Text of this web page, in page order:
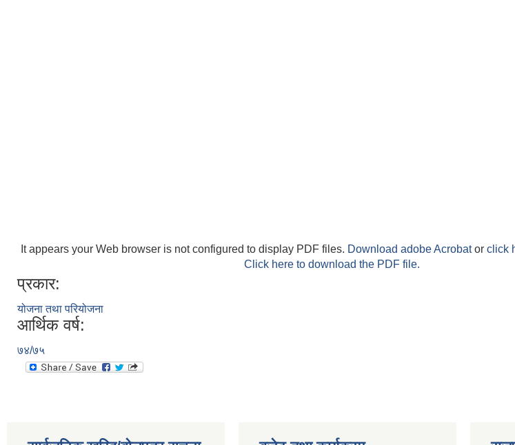
It appears your Web browser is not configured to display PDF files. Download adobe Acrobator click
Click here to download the PDF file.
प्रकार:
योजना तथा परियोजना
आर्थिक वर्ष:
७४/७५